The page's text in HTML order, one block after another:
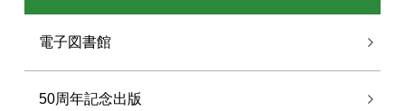
電子図書館
50周年記念出版